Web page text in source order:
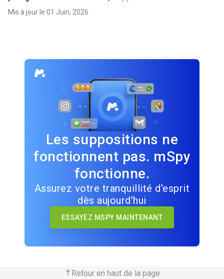
Mis à jour le 01 Juin, 2026
Les suppositions ne
fonctionnent pas. mSpy
fonctionne.
Assurez votre tranquillité d'esprit
dès aujourd'hui
ESSAYEZ MSPY MAINTENANT
Retour en haut de la page